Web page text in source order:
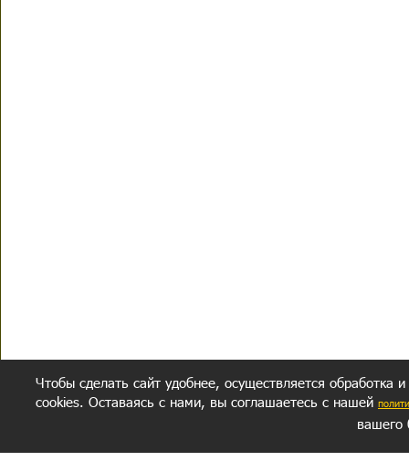
Чтобы сделать сайт удобнее, осуществляется обработка
cookies. Оставаясь с нами, вы соглашаетесь с нашей
вашего